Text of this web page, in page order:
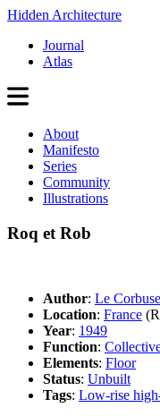
Hidden Architecture
Journal
Atlas
About
Manifesto
Series
Community
Illustrations
Roq et Rob
Author: Le
Location: France
Year: 1949
Function:
Elements: Floor
Status: Unbuilt
Tags: Low-rise